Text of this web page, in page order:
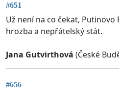
#651
Už není na co čekat,
hrozba a nepřátelský stát.
Jana Gutvirthová (České
#656